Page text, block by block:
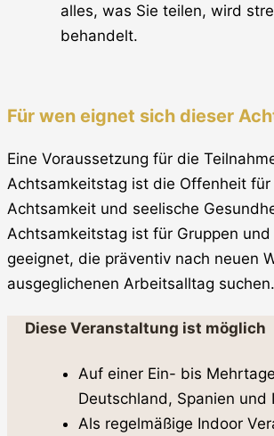
alles, was Sie teilen, wird
behandelt.
Für wen eignet sich dieser
Eine Voraussetzung für die
Achtsamkeitstag ist die Offenheit für
Achtsamkeit und seelische
Achtsamkeitstag ist für Gruppen und
geeignet, die präventiv nach neuen
ausgeglichenen Arbeitsalltag suchen.
Diese Veranstaltung ist möglich
Auf einer Ein- bis
Deutschland, Spanien und
Als regelmäßige Indoor